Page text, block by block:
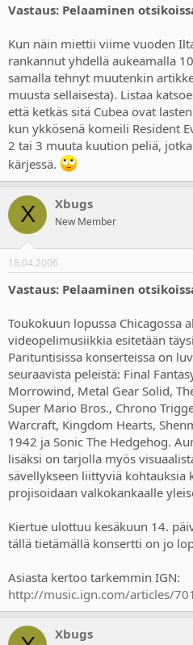
Vastaus: Pelaaminen
Kun näin miettii viime vuoden
rankannut yhdellä aukeamalla
samalla tehnyt muutenkin
muusta sellaisesta). Listaa
että ketkäs sitä Cubea ovat
kun ykkösenä komeili Resident
2 tai 3 muuta kuution peliä,
kärjessä.
X Xbugs
New Member
18.04.2006
Vastaus: Pelaaminen
Toukokuun lopussa Chicagossa
videopelimusiikkia esitetään
Parituntisissa konserteissa on
seuraavista peleistä: Final
Morrowind, Metal Gear Solid,
Super Mario Bros., Chrono
Warcraft, Kingdom Hearts,
1942 ja Sonic The Hedgehog.
lisäksi on tarjolla myös
sävellykseen liittyviä kohtauksia
projisoidaan valkokankaalle
Kiertue ulottuu kesäkuun 14.
tällä tietämällä konsertti on jo
Asiasta kertoo tarkemmin IGN:
http://music.ign.com/articles/
Xbugs